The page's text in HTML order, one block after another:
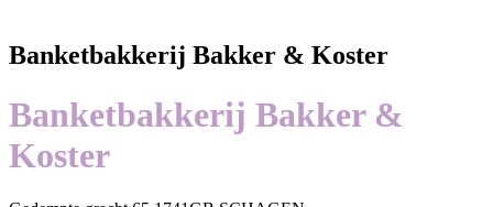
Banketbakkerij Bakker & Koster
Banketbakkerij Bakker &
Koster